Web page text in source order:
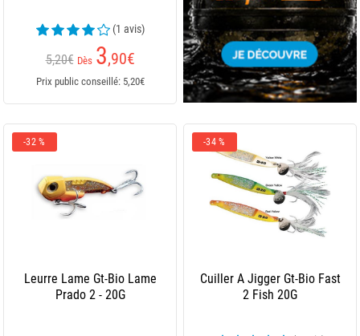
(1 avis)
5,20€ Dès 3,90€
Prix public conseillé: 5,20€
-32 %
Leurre Lame Gt-Bio Lame
Prado 2 - 20G
-34 %
Cuiller A Jigger Gt-Bio Fast
2 Fish 20G